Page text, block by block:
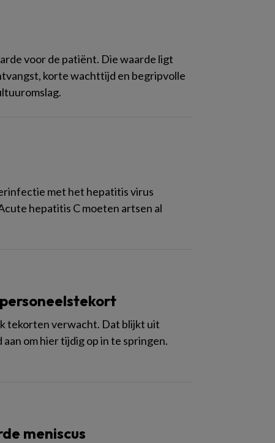
voor de patiënt. Die waarde ligt
korte wachttijd en begripvolle
met het hepatitis virus
hepatitis C moeten artsen al
tekorten verwacht. Dat blijkt uit
om hier tijdig op in te springen.
meniscus